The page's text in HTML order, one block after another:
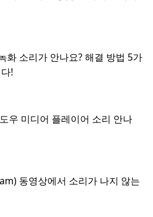
화 소리가 안나요? 해결 방법 5가
!
우 미디어 플레이어 소리 안나
동영상에서 소리가 나지 않는